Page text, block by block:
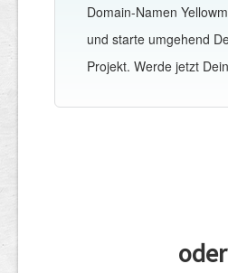
Domain-Namen
und starte umgehend
Projekt. Werde jetzt
oder